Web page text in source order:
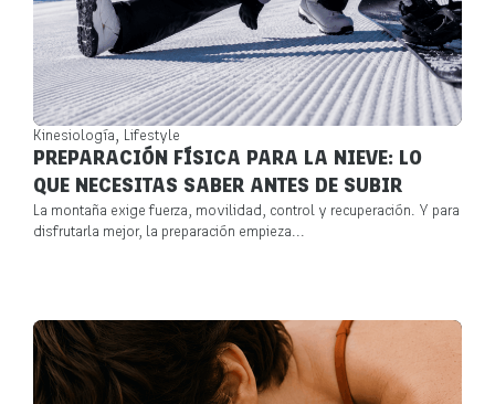
Kinesiología Lifestyle
PREPARACIÓN FÍSICA PARA LA NIEVE: LO
QUE NECESITAS SABER ANTES DE SUBIR
La montaña exige fuerza, movilidad, control y recuperación. Y para
disfrutarla mejor, la preparación empieza...